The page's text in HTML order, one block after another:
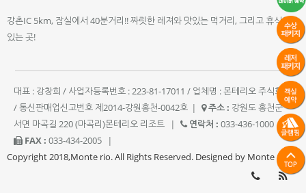
강촌IC 5km, 잠실에서 40분거리!! 짜릿한 레져와 맛있는 먹거리, 그리고 휴식이
있는 곳!
대표 : 강창희 / 사업자등록번호 : 223-81-17011 / 업체명 : 몬테리오 주식회사
/ 통신판매업신고번호 제2014-강원홍천-0042호 | 주소 : 강원도 홍천군
서면 마곡길 220 (마곡리)몬테리오 리조트
| 연락처 : 033-436-1000
|
FAX : 033-434-2005
|
Copyright 2018,Monte rio. All Rights Reserved. Designed by Monte rio.